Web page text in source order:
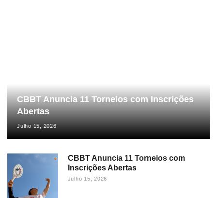
CBBT Anuncia 11 Torneios com Inscrições
Abertas
Julho 15, 2026
CBBT Anuncia 11 Torneios com
Inscrições Abertas
Julho 15, 2026